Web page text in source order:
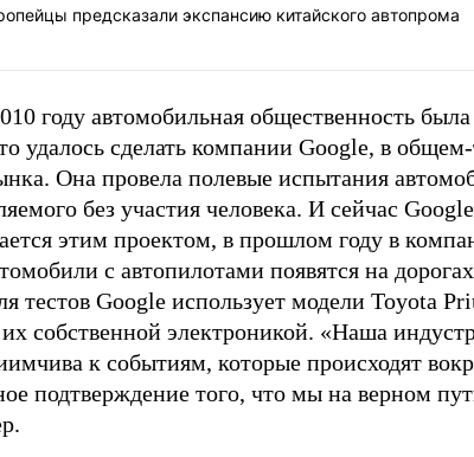
предсказали экспансию китайского автопрома
году автомобильная общественность
удалось сделать компании Google, в
Она провела полевые испытания
без участия человека. И сейчас
этим проектом, в прошлом году в
с автопилотами появятся на
тестов Google использует модели Toyota
собственной электроникой. «Наша
к событиям, которые происходят
подтверждение того, что мы на верном